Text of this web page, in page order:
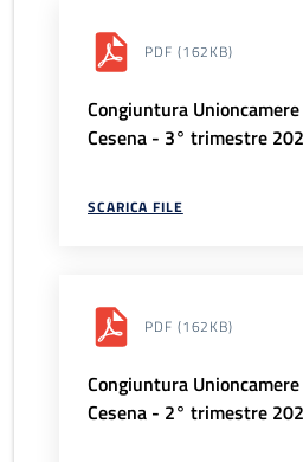
PDF (162KB)
Congiuntura
Cesena - 3° trimestre
SCARICA FILE
PDF (162KB)
Congiuntura
Cesena - 2° trimestre